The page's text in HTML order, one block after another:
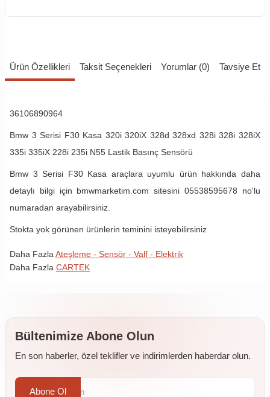
Ürün Özellikleri Taksit Seçenekleri Yorumlar (0) Tavsiye Et
36106890964
Bmw 3 Serisi F30 Kasa 320i320iX 328d 328xd 328i328i 328iX
335i 335iX 228i 235i N55 Lastik Basınç Sensörü
Bmw 3 Serisi F30 Kasa araçlara uyumlu ürün hakkında daha
detaylı bilgi için bmwmarketim.com sitesini 05538595678 no'lu
numaradan arayabilirsiniz.
Stokta yok görünen ürünlerin teminini isteyebilirsiniz
Daha Fazla Ateşleme - Sensör - Valf - Elektrik
Daha Fazla CARTEK
Bültenimize Abone Olun
En son haberler, özel teklifler ve indirimlerden haberdar olun.
Abone Ol